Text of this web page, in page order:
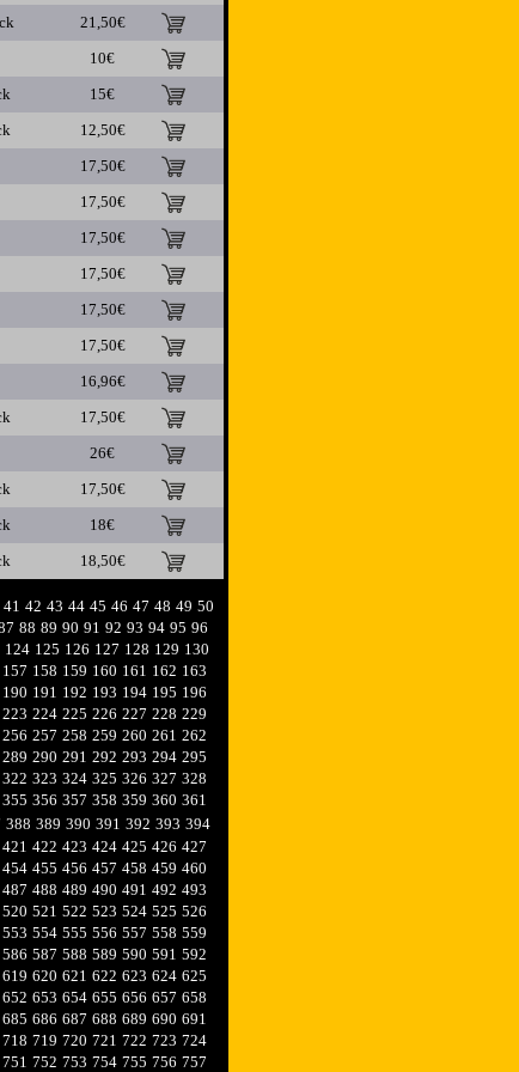
21,50€
10€
15€
12,50€
17,50€
17,50€
17,50€
17,50€
17,50€
17,50€
16,96€
17,50€
26€
17,50€
18€
18,50€
41 42 43 44 45 46 47 48 49 50
88 89 90 91 92 93 94 95 96
124 125 126 127 128 129 130
157 158 159 160 161 162 163
190 191 192 193 194 195 196
223 224 225 226 227 228 229
256 257 258 259 260 261 262
289 290 291 292 293 294 295
322 323 324 325 326 327 328
355 356 357 358 359 360 361
388 389 390 391 392 393 394
421 422 423 424 425 426 427
454 455 456 457 458 459 460
487 488 489 490 491 492 493
520 521 522 523 524 525 526
553 554 555 556 557 558 559
586 587 588 589 590 591 592
619 620 621 622 623 624 625
652 653 654 655 656 657 658
685 686 687 688 689 690 691
718 719 720 721 722 723 724
751 752 753 754 755 756 757